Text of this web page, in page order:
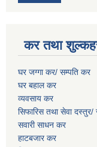
कर तथा
घर जग्गा कर/ सम्पति कर
घर बहाल कर
व्यवसाय कर
सिफारिस तथा सेवा दस्तुर/
सवारी साधन कर
हाटबजार कर